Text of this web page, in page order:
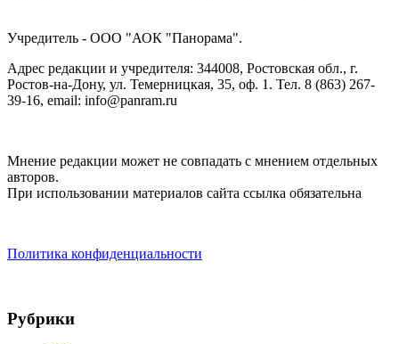
Учредитель - ООО "АОК "Панорама".
Адрес редакции и учредителя: 344008, Ростовская обл., г.
Ростов-на-Дону, ул. Темерницкая, 35, оф. 1. Тел. 8 (863) 267-
39-16, email: info@panram.ru
Мнение редакции может не совпадать с мнением отдельных
авторов.
При использовании материалов сайта ссылка обязательна
Политика конфиденциальности
Рубрики